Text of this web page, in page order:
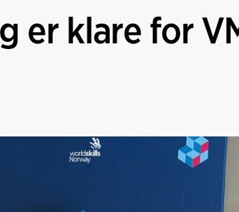
er klare for